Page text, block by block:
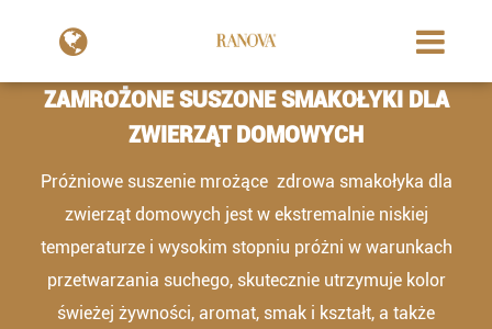
ZAMROŻONE SUSZONE SMAKOŁYKI DLA
ZWIERZĄT DOMOWYCH
Próżniowe suszenie mrożące zdrowa smakołyka dla
zwierząt domowych jest w ekstremalnie niskiej
temperaturze i wysokim stopniu próżni w warunkach
przetwarzania suchego, skutecznie utrzymuje kolor
świeżej żywności, aromat, smak i kształt, a także